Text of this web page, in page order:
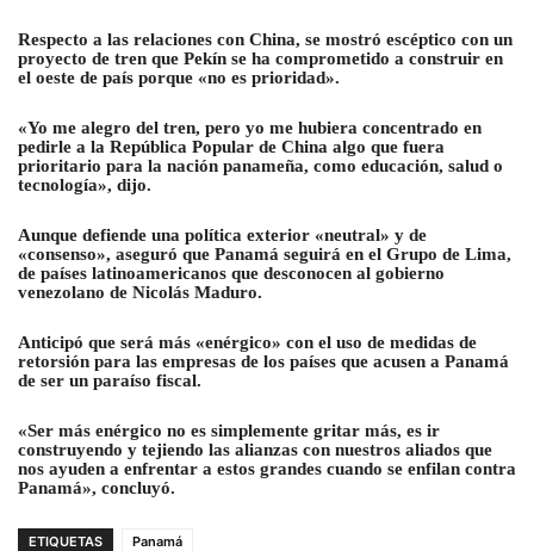
Respecto a las relaciones con China, se mostró escéptico con un
proyecto de tren que Pekín se ha comprometido a construir en
el oeste de país porque «no es prioridad».
«Yo me alegro del tren, pero yo me hubiera concentrado en
pedirle a la República Popular de China algo que fuera
prioritario para la nación panameña, como educación, salud o
tecnología», dijo.
Aunque defiende una política exterior «neutral» y de
«consenso», aseguró que Panamá seguirá en el Grupo de Lima,
de países latinoamericanos que desconocen al gobierno
venezolano de Nicolás Maduro.
Anticipó que será más «enérgico» con el uso de medidas de
retorsión para las empresas de los países que acusen a Panamá
de ser un paraíso fiscal.
«Ser más enérgico no es simplemente gritar más, es ir
construyendo y tejiendo las alianzas con nuestros aliados que
nos ayuden a enfrentar a estos grandes cuando se enfilan contra
Panamá», concluyó.
ETIQUETAS Panamá